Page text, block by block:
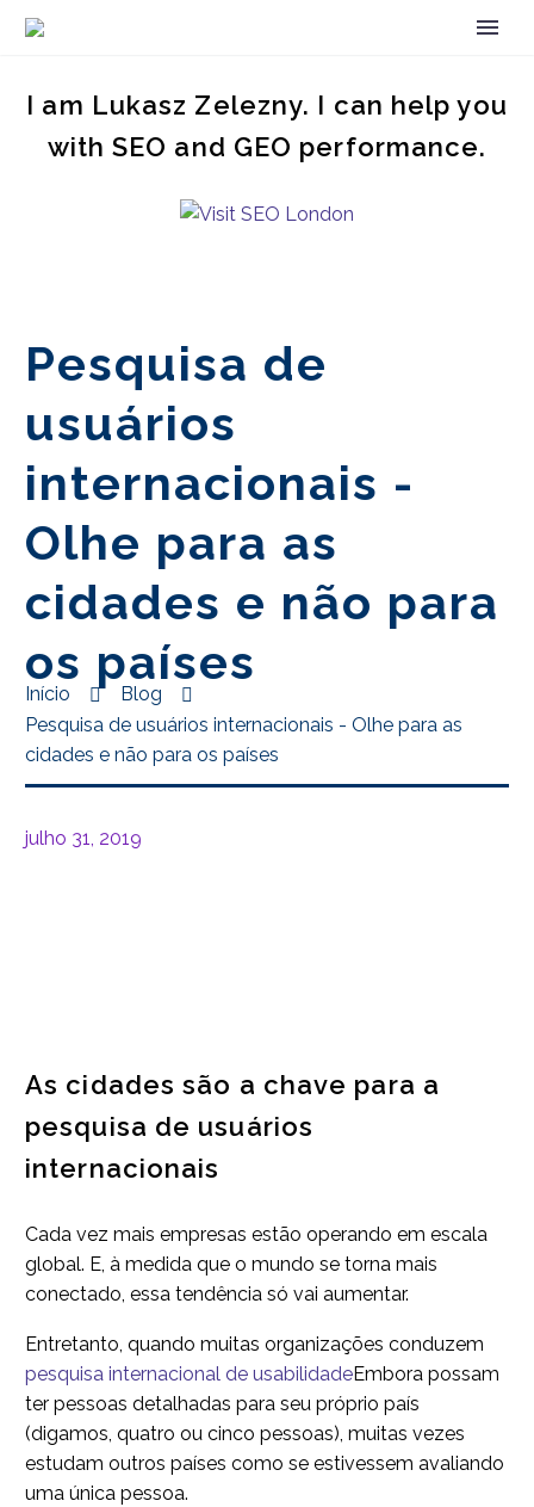
I am Lukasz Zelezny. I can help you
with SEO and GEO performance.
Pesquisa de
usuários
internacionais -
Olhe para as
cidades e não para
os países
Início
Blog
Pesquisa de usuários internacionais - Olhe para as
cidades e não para os países
julho 31, 2019
As cidades são a chave para a
pesquisa de usuários
internacionais
Cada vez mais empresas estão operando em escala
global. E, à medida que o mundo se torna mais
conectado, essa tendência só vai aumentar.
Entretanto, quando muitas organizações conduzem
pesquisa internacional de usabilidadeEmbora possam
ter pessoas detalhadas para seu próprio país
(digamos, quatro ou cinco pessoas), muitas vezes
estudam outros países como se estivessem avaliando
uma única pessoa.